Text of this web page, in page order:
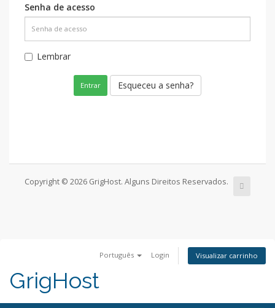
Senha de acesso
Lembrar
Esqueceu a senha?
Copyright © 2026 GrigHost. Alguns Direitos Reservados.
Português Login Visualizar carrinho
GrigHost